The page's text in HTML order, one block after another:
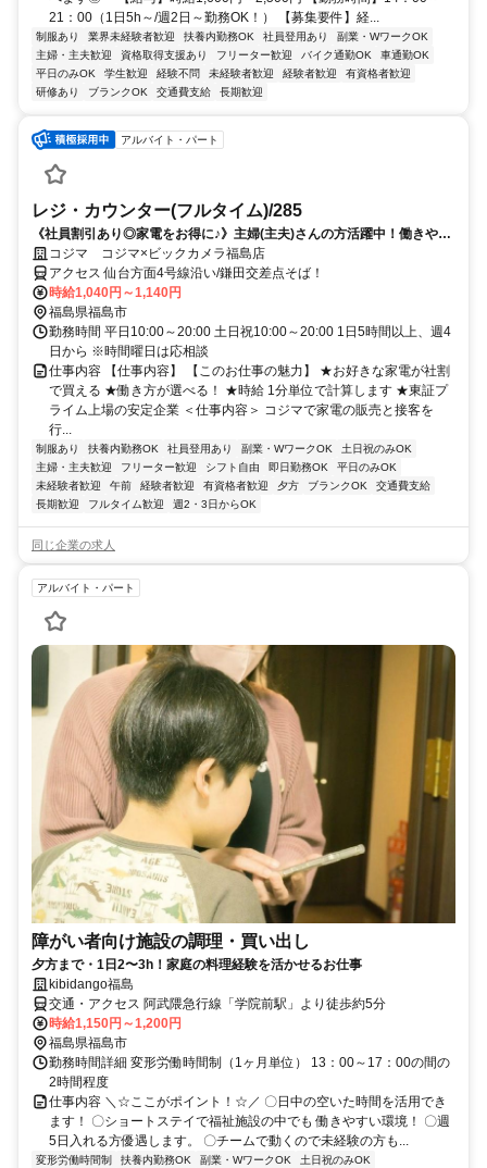
21：00（1日5h～/週2日～勤務OK！） 【募集要件】経...
制服あり 業界未経験者歓迎 扶養内勤務OK 社員登用あり
副業・WワークOK
主婦・主夫歓迎
資格取得支援あり フリーター歓迎 バイク通勤OK
車通勤OK
平日のみOK
学生歓迎 経験不問 未経験者歓迎 経験者歓迎
有資格者歓迎
研修あり
ブランクOK 交通費支給 長期歓迎
アルバイト・パート
レジ・カウンター(フルタイム)/285
《社員割引あり◎家電をお得に♪》主婦(主夫)さんの方活躍中！働きやす
い柔軟シフトで家庭との両立可能◎
コジマ コジマ×ビックカメラ福島店
アクセス 仙台方面4号線沿い/鎌田交差点そば！
時給1,040円～1,140円
福島県福島市
勤務時間 平日10:00～20:00 土日祝10:00～20:00 1日5時間以上、週4
日から ※時間曜日は応相談
仕事内容 【仕事内容】 【このお仕事の魅力】 ★お好きな家電が社割
で買える ★働き方が選べる！ ★時給 1分単位で計算します ★東証プ
ライム上場の安定企業 ＜仕事内容＞ コジマで家電の販売と接客を
行...
制服あり 扶養内勤務OK 社員登用あり 副業・WワークOK
土日祝のみOK
主婦・主夫歓迎
フリーター歓迎 シフト自由 即日勤務OK
平日のみOK
未経験者歓迎
午前 経験者歓迎 有資格者歓迎 夕方 ブランクOK
交通費支給
長期歓迎
フルタイム歓迎 週2・3日からOK
同じ企業の求人
アルバイト・パート
障がい者向け施設の調理・買い出し
夕方まで・1日2〜3h！家庭の料理経験を活かせるお仕事
kibidango福島
交通・アクセス 阿武隈急行線「学院前駅」より徒歩約5分
時給1,150円～1,200円
福島県福島市
勤務時間詳細 変形労働時間制（1ヶ月単位） 13：00～17：00の間の
2時間程度
仕事内容 ＼☆ここがポイント！☆／ 〇日中の空いた時間を活用でき
ます！ 〇ショートステイで福祉施設の中でも 働きやすい環境！ 〇週
5日入れる方優遇します。 〇チームで動くので未経験の方も...
変形労働時間制 扶養内勤務OK 副業・WワークOK 土日祝のみOK